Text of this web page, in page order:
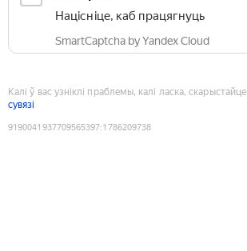
Націсніце, каб працягнуць
SmartCaptcha by Yandex Cloud
Калі ў вас узніклі праблемы, калі ласка, скарыстайце
сувязі
9190041937709565397:1786209738